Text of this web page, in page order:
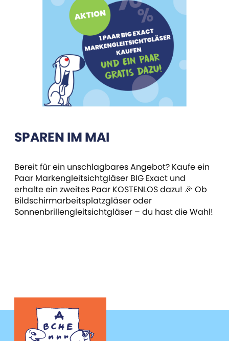
SPAREN IM MAI
Bereit für ein unschlagbares Angebot? Kaufe ein
Paar Markengleitsichtgläser BIG Exact und
erhalte ein zweites Paar KOSTENLOS dazu! 🎉 Ob
Bildschirmarbeitsplatzgläser oder
Sonnenbrillengleitsichtgläser – du hast die Wahl!